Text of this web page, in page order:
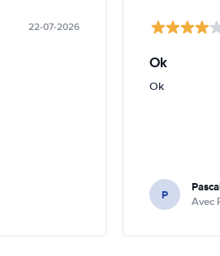
22-07-2026
Ok
Ok
P Avec